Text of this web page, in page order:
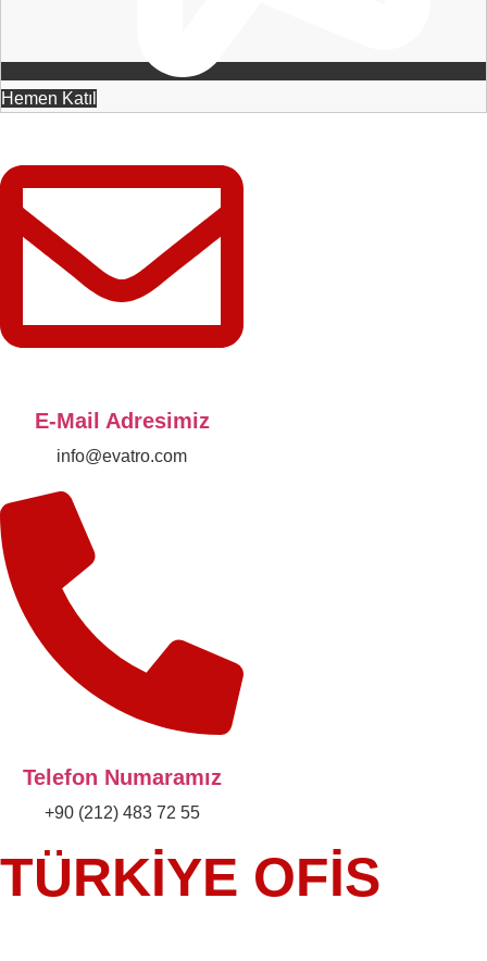
Hemen Katıl
E-Mail Adresimiz
info@evatro.com
Telefon Numaramız
+90 (212) 483 72 55
TÜRKİYE OFİS